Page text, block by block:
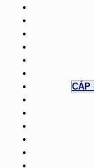
CÁP